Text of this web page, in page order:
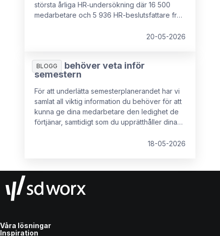
största årliga HR‑undersökning där 16 500
medarbetare och 5 936 HR-beslutsfattare från
20-05-2026
BLOGG
Allt du behöver veta inför
semestern
För att underlätta semesterplanerandet har vi
samlat all viktig information du behöver för att
kunna ge dina medarbetare den ledighet de
förtjänar, samtidigt som du upprätthåller dina
18-05-2026
Våra lösningar
Inspiration